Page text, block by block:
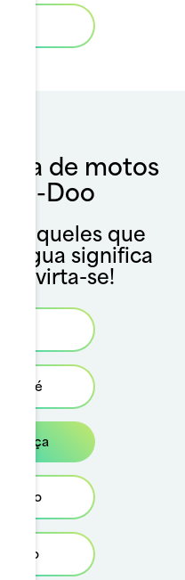
de motos
Doo
daqueles que
água significa
Divirta-se!
video